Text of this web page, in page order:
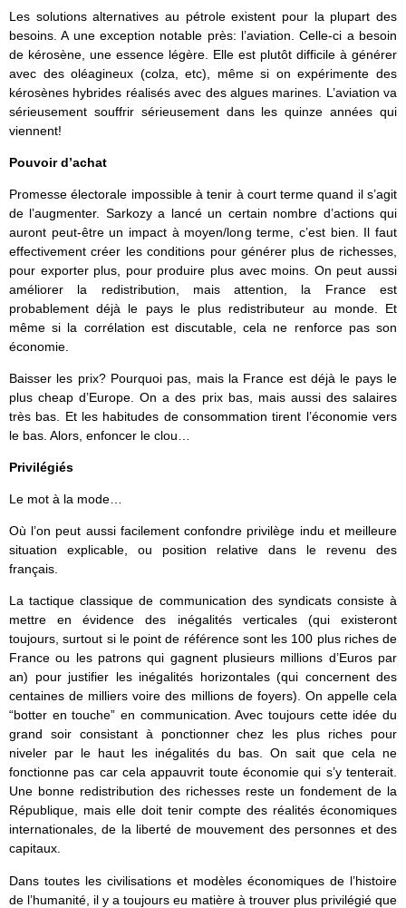
Les solutions alternatives au pétrole existent pour la plupart des
besoins. A une exception notable près: l’aviation. Celle-ci a besoin
de kérosène, une essence légère. Elle est plutôt difficile à générer
avec des oléagineux (colza, etc), même si on expérimente des
kérosènes hybrides réalisés avec des algues marines. L’aviation va
sérieusement souffrir sérieusement dans les quinze années qui
viennent!
Pouvoir d’achat
Promesse électorale impossible à tenir à court terme quand il s’agit
de l’augmenter. Sarkozy a lancé un certain nombre d’actions qui
auront peut-être un impact à moyen/long terme, c’est bien. Il faut
effectivement créer les conditions pour générer plus de richesses,
pour exporter plus, pour produire plus avec moins. On peut aussi
améliorer la redistribution, mais attention, la France est
probablement déjà le pays le plus redistributeur au monde. Et
même si la corrélation est discutable, cela ne renforce pas son
économie.
Baisser les prix? Pourquoi pas, mais la France est déjà le pays le
plus cheap d’Europe. On a des prix bas, mais aussi des salaires
très bas. Et les habitudes de consommation tirent l’économie vers
le bas. Alors, enfoncer le clou…
Privilégiés
Le mot à la mode…
Où l’on peut aussi facilement confondre privilège indu et meilleure
situation explicable, ou position relative dans le revenu des
français.
La tactique classique de communication des syndicats consiste à
mettre en évidence des inégalités verticales (qui existeront
toujours, surtout si le point de référence sont les 100 plus riches de
France ou les patrons qui gagnent plusieurs millions d’Euros par
an) pour justifier les inégalités horizontales (qui concernent des
centaines de milliers voire des millions de foyers). On appelle cela
“botter en touche” en communication. Avec toujours cette idée du
grand soir consistant à ponctionner chez les plus riches pour
niveler par le haut les inégalités du bas. On sait que cela ne
fonctionne pas car cela appauvrit toute économie qui s’y tenterait.
Une bonne redistribution des richesses reste un fondement de la
République, mais elle doit tenir compte des réalités économiques
internationales, de la liberté de mouvement des personnes et des
capitaux.
Dans toutes les civilisations et modèles économiques de l’histoire
de l’humanité, il y a toujours eu matière à trouver plus privilégié que